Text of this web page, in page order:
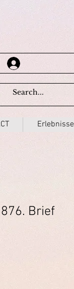
Erlebnisse
Brief